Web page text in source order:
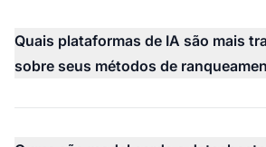
Quais plataformas de IA são mais
sobre seus métodos de